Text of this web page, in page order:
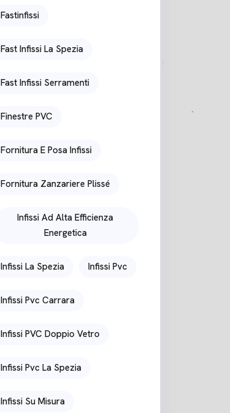
Fastinfissi
Fast Infissi La Spezia
Fast Infissi Serramenti
Finestre PVC
Fornitura E Posa Infissi
Fornitura Zanzariere Plissé
Infissi Ad Alta Efficienza
Energetica
Infissi La Spezia Infissi Pvc
Infissi Pvc Carrara
Infissi PVC Doppio Vetro
Infissi Pvc La Spezia
Infissi Su Misura